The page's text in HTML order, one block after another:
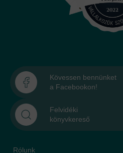
Kövessen bennünket
a Facebookon!
Felvidéki
könyvkereső
Rólunk